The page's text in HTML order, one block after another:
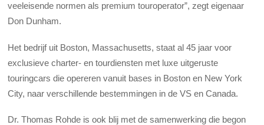
veeleisende normen als premium touroperator”, zegt eigenaar
Don Dunham.
Het bedrijf uit Boston, Massachusetts, staat al 45 jaar voor
exclusieve charter- en tourdiensten met luxe uitgeruste
touringcars die opereren vanuit bases in Boston en New York
City, naar verschillende bestemmingen in de VS en Canada.
Dr. Thomas Rohde is ook blij met de samenwerking die begon